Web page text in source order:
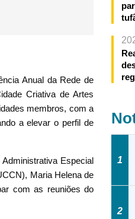
Anual da Rede de
Criativa de Artes
membros, com a
a elevar o perfil de
Especial
Maria Helena de
com as reuniões do
1
2